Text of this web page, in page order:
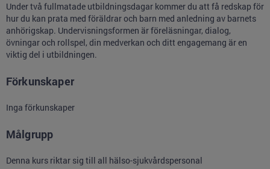
Under två fullmatade utbildningsdagar kommer du att få redskap för
hur du kan prata med föräldrar och barn med anledning av barnets
anhörigskap. Undervisningsformen är föreläsningar, dialog,
övningar och rollspel, din medverkan och ditt engagemang är en
viktig del i utbildningen.
Förkunskaper
Inga förkunskaper
Målgrupp
Denna kurs riktar sig till all hälso-sjukvårdspersonal